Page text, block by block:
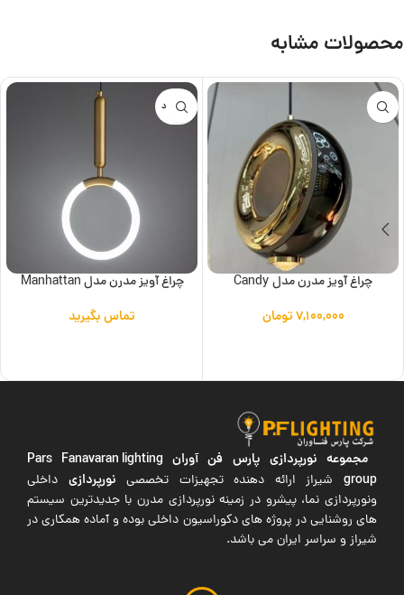
محصولات مشابه
چراغ آویز مدرن مدل Candy
۷,۱۰۰,۰۰۰تومان
ناموجود
چراغ آویز مدرن مدل Manhattan
تماس بگیرید
مجموعه نورپردازی پارس فن آوران Pars Fanavaran lighting
groupشیراز ارائه دهنده تجهیزات تخصصی نورپردازی داخلی
ونورپردازی نما، پیشرو در زمینه نورپردازی مدرن با جدیدترین سیستم
های روشنایی در پروژه های دکوراسیون داخلی بوده و آماده همکاری در
شیراز و سراسر ایران می باشد.